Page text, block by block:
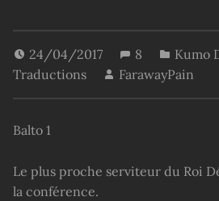
24/04/2017 8 Kumo
Traductions
FarawayPain
Balto 1
Le plus proche serviteur du Roi
la conférence.